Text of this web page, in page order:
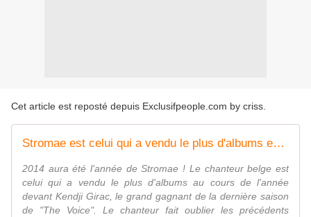
Cet article est reposté depuis Exclusifpeople.com by criss
Stromae est celui qui a vendu le plus d'albums en France en 2014 !
2014 aura été l'année de Stromae ! Le chanteur belge est
celui qui a vendu le plus d'albums au cours de l'année
devant Kendji Girac, le grand gagnant de la dernière saison
de "The Voice". Le chanteur fait oublier les précédents